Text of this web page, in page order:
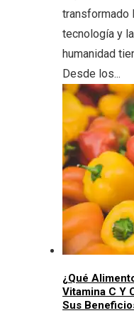
transformado
tecnología y
humanidad
Desde los...
¿Qué
Vitamina C Y
Sus